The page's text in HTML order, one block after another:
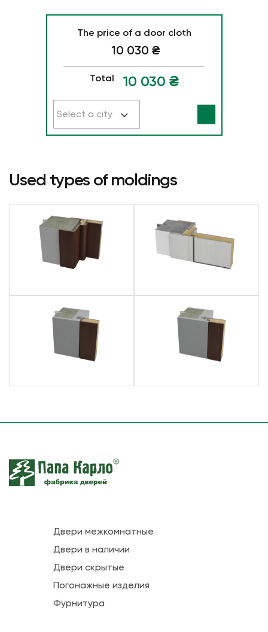
The price of a door cloth
10 030 ₴
Total 10 030 ₴
Select a city
Used types of moldings
Двери межкомнатные
Двери в наличии
Двери скрытые
Погонажные изделия
Фурнитура